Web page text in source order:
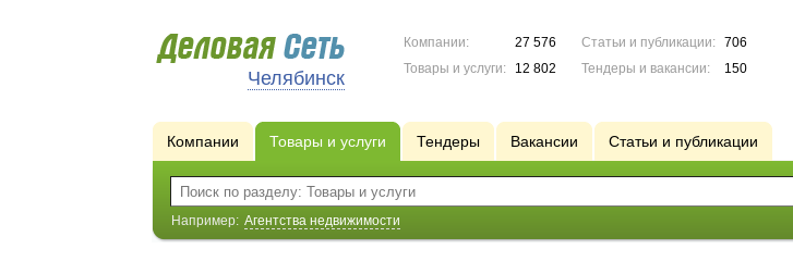
Челябинск
Компании:
27 576
Товары и услуги:
12 802
Статьи и публикации:
706
Тендеры и вакансии:
150
Компании Товары и услуги Тендеры Вакансии Статьи и публикации
Например: Агентства недвижимости